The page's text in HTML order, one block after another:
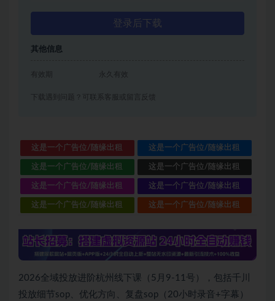
登录后下载
其他信息
有效期 永久有效
下载遇到问题？可联系客服或留言反馈
这是一个广告位/随缘出租 这是一个广告位/随缘出租
这是一个广告位/随缘出租 这是一个广告位/随缘出租
这是一个广告位/随缘出租 这是一个广告位/随缘出租
这是一个广告位/随缘出租 这是一个广告位/随缘出租
2026全域投放进阶杭州线下课（5月9-11号），包括千川
投放细节sop、优化方向、复盘sop（20小时录音+字幕）